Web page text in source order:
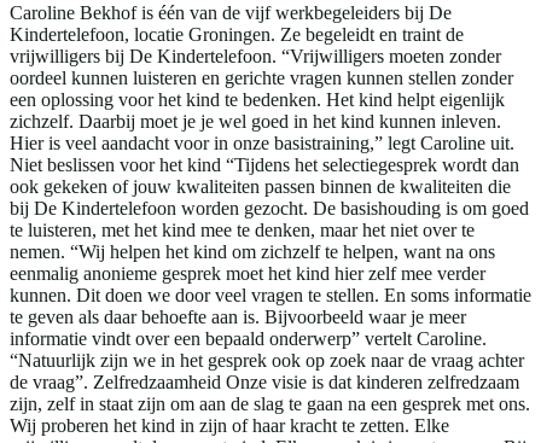
Caroline Bekhof is één van de vijf werkbegeleiders bij De
Kindertelefoon, locatie Groningen. Ze begeleidt en traint de
vrijwilligers bij De Kindertelefoon. “Vrijwilligers moeten zonder
oordeel kunnen luisteren en gerichte vragen kunnen stellen zonder
een oplossing voor het kind te bedenken. Het kind helpt eigenlijk
zichzelf. Daarbij moet je je wel goed in het kind kunnen inleven.
Hier is veel aandacht voor in onze basistraining,” legt Caroline uit.
Niet beslissen voor het kind “Tijdens het selectiegesprek wordt dan
ook gekeken of jouw kwaliteiten passen binnen de kwaliteiten die
bij De Kindertelefoon worden gezocht. De basishouding is om goed
te luisteren, met het kind mee te denken, maar het niet over te
nemen. “Wij helpen het kind om zichzelf te helpen, want na ons
eenmalig anonieme gesprek moet het kind hier zelf mee verder
kunnen. Dit doen we door veel vragen te stellen. En soms informatie
te geven als daar behoefte aan is. Bijvoorbeeld waar je meer
informatie vindt over een bepaald onderwerp” vertelt Caroline.
“Natuurlijk zijn we in het gesprek ook op zoek naar de vraag achter
de vraag”. Zelfredzaamheid Onze visie is dat kinderen zelfredzaam
zijn, zelf in staat zijn om aan de slag te gaan na een gesprek met ons.
Wij proberen het kind in zijn of haar kracht te zetten. Elke